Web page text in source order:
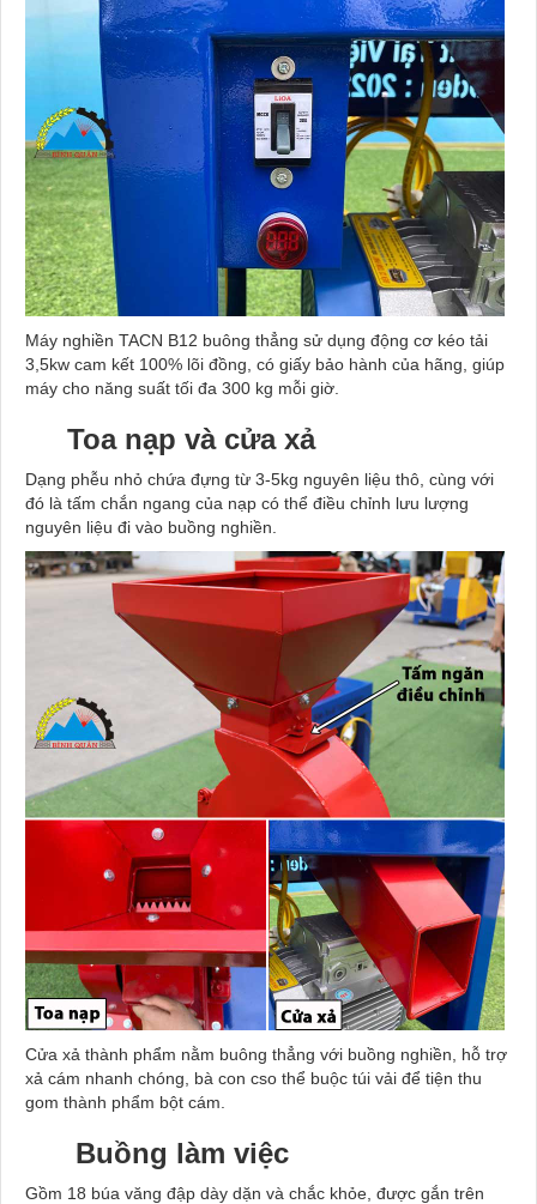
Máy nghiền TACN B12 buông thẳng sử dụng động cơ kéo tải
3,5kw cam kết 100% lõi đồng, có giấy bảo hành của hãng , giúp
máy cho năng suất tối đa 300 kg mỗi giờ.
Toa nạp và cửa xả
Dạng phễu nhỏ chứa đựng từ 3-5kg nguyên liệu thô, cùng với
đó là tấm chắn ngang của nạp có thể điều chỉnh lưu lượng
nguyên liệu đi vào buồng nghiền.
Cửa xả thành phẩm nằm buông thẳng với buồng nghiền, hỗ trợ
xả cám nhanh chóng, bà con cso thể buộc túi vải để tiện thu
gom thành phẩm bột cám.
Buồng làm việc
Gồm 18 búa văng đập dày dặn và chắc khỏe, được gắn trên